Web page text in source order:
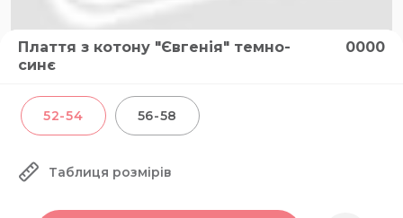
Плаття з котону "Євгенія" темно-
синє
0000
52-54 56-58
Таблиця розмірів